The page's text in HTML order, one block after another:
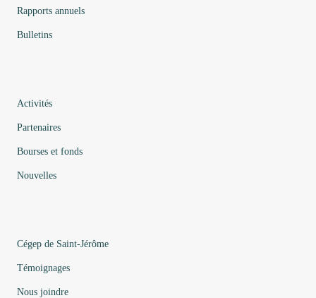
Rapports annuels
Bulletins
Activités
Partenaires
Bourses et fonds
Nouvelles
Cégep de Saint-Jérôme
Témoignages
Nous joindre